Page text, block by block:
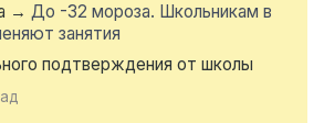
→ До -32 мороза. Школьникам в
занятия
подтверждения от школы